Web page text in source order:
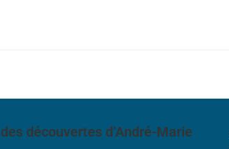
découvertes d’André-Marie